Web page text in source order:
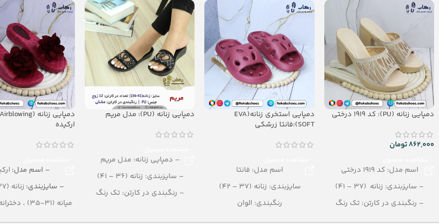
دمپایی زنانه (PU): کد 1919 درختی
862,000تومان
اسم مدل: کد 1919 درختی
– سایزبندی: زنانه (37 – 41)
– رنگبندی در کارتن: تک رنگ
– تعداد در کارتن: 10 جفت
دمپایی استخری زنانه(EVA
SOFT):فانتا زرشکی
اسم مدل: فانتا
سایزبندی: زنانه (37 – 42)
رنگبندی: الوان
تعداد در کارتن: 20 جفت
دمپایی زنانه (PU): مدل مریم
– دمپایی زنانه: مدل مریم
– سایزبندی: زنانه (36 – 41)
– رنگبندی در کارتن: تک رنگ
ارکیده
– اسم مدل:
– سایزبندی: زنانه (37 تا 40)
میانه (31-35) ، دخترانه (25-30)
– تعداد در کارتن:24 جفت